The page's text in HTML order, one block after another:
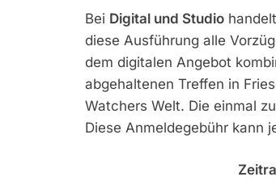
Bei Digital und Studio
diese Ausführung alle
dem digitalen Angebot
abgehaltenen Treffen in
Watchers Welt. Die einmal
Diese Anmeldegebühr kann